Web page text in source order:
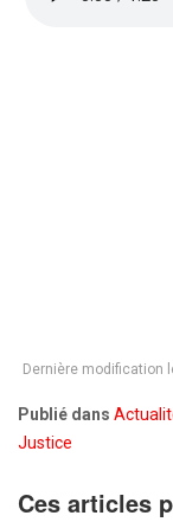
Dernière modification
Publié dans
Justice
Ces articles